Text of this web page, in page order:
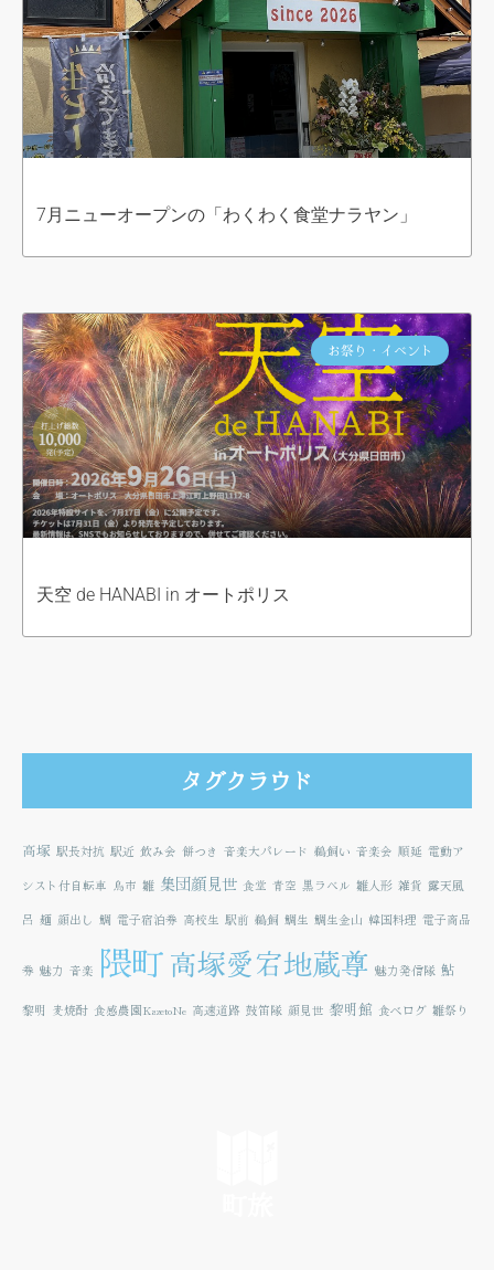
7月ニューオープンの「わくわく食堂ナラヤン」
お祭り・イベント
天空 de HANABI in オートポリス
タグクラウド
高塚 駅長対抗 駅近 飲み会 餅つき 音楽大パレード 鵜飼い 音楽会 順延 電動ア
シスト付自転車 鳥市 雛 集団顔見世 食堂 青空 黒ラベル 雛人形 雑貨 露天風
呂 麺 顔出し 鯛 電子宿泊券 高校生 駅前 鵜飼 鯛生 鯛生金山 韓国料理 電子商品
券 魅力 音楽 隈町高塚愛宕地蔵尊 魅力発信隊 鮎
黎明 麦焼酎 食感農園KazetoNe 高速道路 鼓笛隊 顔見世 黎明館 食べログ 雛祭り